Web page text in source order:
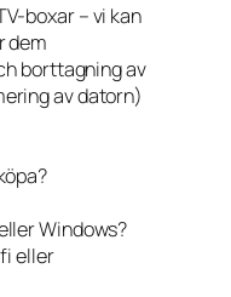
boxar – vi kan
dem
borttagning av
av datorn)
Windows?
eller